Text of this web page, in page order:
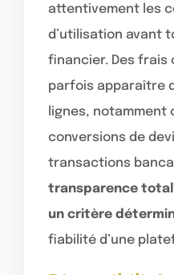
attentivement les
d’utilisation avant
financier. Des frais
parfois apparaître
lignes, notamment
conversions de
transactions
transparence
un critère
fiabilité d’une